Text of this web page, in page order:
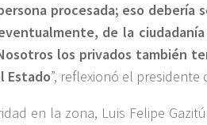
procesada; eso debería
de la
los privados también
Estado”, reflexionó el presidente
en la zona, Luis Felipe